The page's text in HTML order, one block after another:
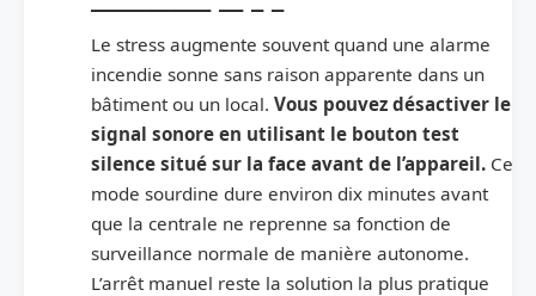
Le stress augmente souvent quand une alarme
incendie sonne sans raison apparente dans un
bâtiment ou un local. Vous pouvez désactiver le
signal sonore en utilisant le bouton test
silence situé sur la face avant de l’appareil. Ce
mode sourdine dure environ dix minutes avant
que la centrale ne reprenne sa fonction de
surveillance normale de manière autonome.
L’arrêt manuel reste la solution la plus pratique